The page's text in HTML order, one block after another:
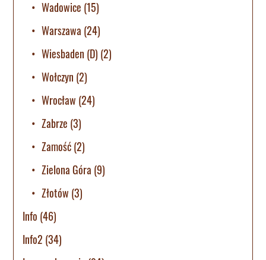
Wadowice (15)
Warszawa (24)
Wiesbaden (D) (2)
Wołczyn (2)
Wrocław (24)
Zabrze (3)
Zamość(2)
Zielona Góra (9)
Złotów (3)
Info (46)
Info2 (34)